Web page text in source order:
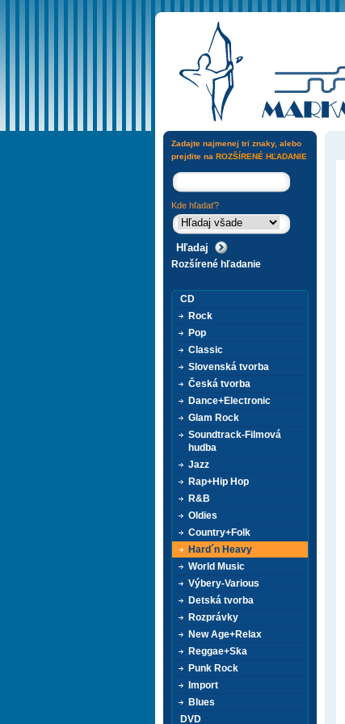
Zadajte najmenej tri znaky, alebo
prejdite na ROZŠÍRENÉ HĽADANIE
Kde hľadať?
Rozšírené hľadanie
CD
Rock
Pop
Classic
Slovenská tvorba
Česká tvorba
Dance+Electronic
Glam Rock
Soundtrack-Filmová
hudba
Jazz
Rap+Hip Hop
R&B
Oldies
Country+Folk
Hard´n Heavy
World Music
Výbery-Various
Detská tvorba
Rozprávky
New Age+Relax
Reggae+Ska
Punk Rock
Import
Blues
DVD